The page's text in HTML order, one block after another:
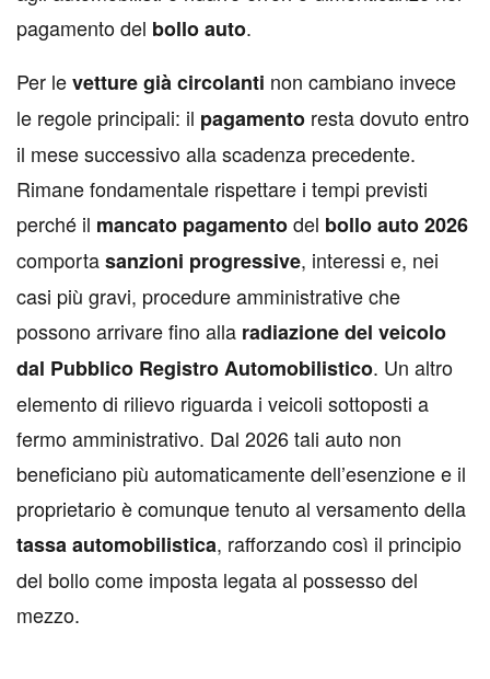
pagamento del bollo auto.
Per levetture già circolanti non cambiano invece
le regole principali: il pagamento resta dovuto entro
il mese successivo alla scadenza precedente.
Rimane fondamentale rispettare i tempi previsti
perché il mancato pagamentodel bollo auto 2026
comportasanzioni progressive, interessi e, nei
casi più gravi, procedure amministrative che
possono arrivare fino alla radiazione del veicolo
dal Pubblico Registro Automobilistico. Un altro
elemento di rilievo riguarda i veicoli sottoposti a
fermo amministrativo. Dal 2026 tali auto non
beneficiano più automaticamente dell’esenzione e il
proprietario è comunque tenuto al versamento della
tassa automobilistica, rafforzando così il principio
del bollo come imposta legata al possesso del
mezzo.